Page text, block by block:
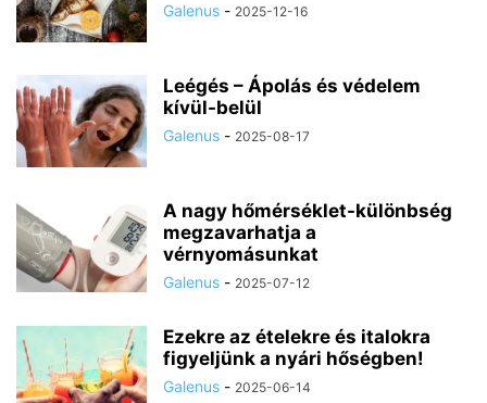
Galenus - 2025-12-16
Leégés – Ápolás és védelem
kívül-belül
Galenus - 2025-08-17
A nagy hőmérséklet-különbség
megzavarhatja a
vérnyomásunkat
Galenus - 2025-07-12
Ezekre az ételekre és italokra
figyeljünk a nyári hőségben!
Galenus - 2025-06-14